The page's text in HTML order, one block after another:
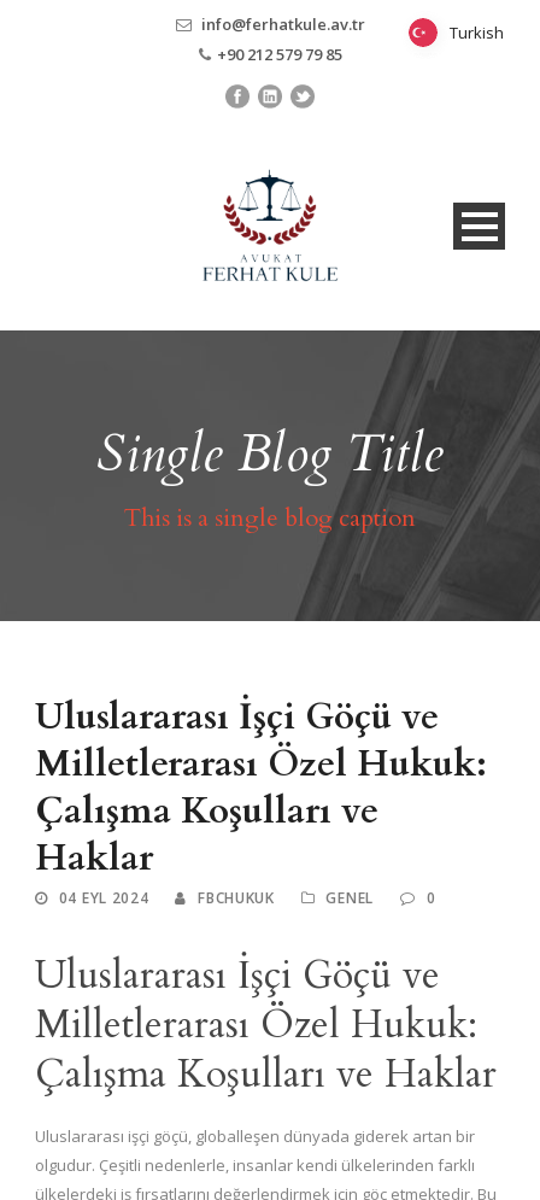
info@ferhatkule.av.tr
+90 212 579 79 85
Single Blog Title
This is a single blog caption
Uluslararası İşçi Göçü ve
Milletlerarası Özel Hukuk:
Çalışma Koşulları ve
Haklar
04 EYL 2024 FBCHUKUK GENEL 0
Uluslararası İşçi Göçü ve
Milletlerarası Özel Hukuk:
Çalışma Koşulları ve Haklar
Uluslararası işçi göçü, globalleşen dünyada giderek artan bir
olgudur. Çeşitli nedenlerle, insanlar kendi ülkelerinden farklı
ülkelerdeki iş fırsatlarını değerlendirmek için göç etmektedir. Bu
Turkish
Turkish